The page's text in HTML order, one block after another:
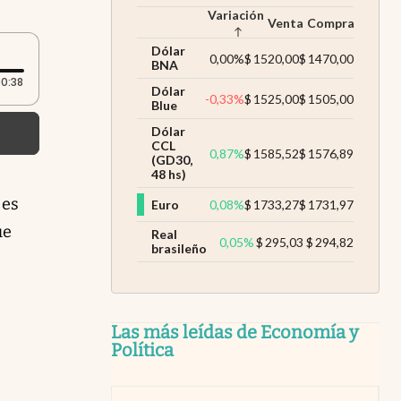
Duración: 38 segundos
Variación Venta Compra
Dólar
BNA
0,00%$ 1520,00$ 1470,00
Dólar
Blue
-0,33%$ 1525,00$ 1505,00
Dólar
CCL
(GD30,
48 hs)
0,87%$ 1585,52$ 1576,89
Euro 0,08%$ 1733,27$ 1731,97
Real
brasileño
0,05%$ 295,03 $ 294,82
Las más leídas de Economía y
Política